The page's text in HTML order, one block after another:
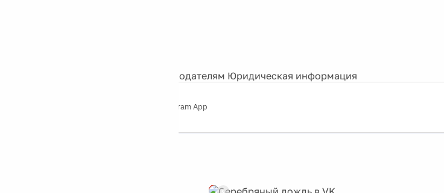
Рекламодателям Юридическая информация
Telegram App